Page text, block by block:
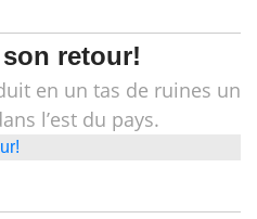
retour!
en un tas de ruines un
l’est du pays.